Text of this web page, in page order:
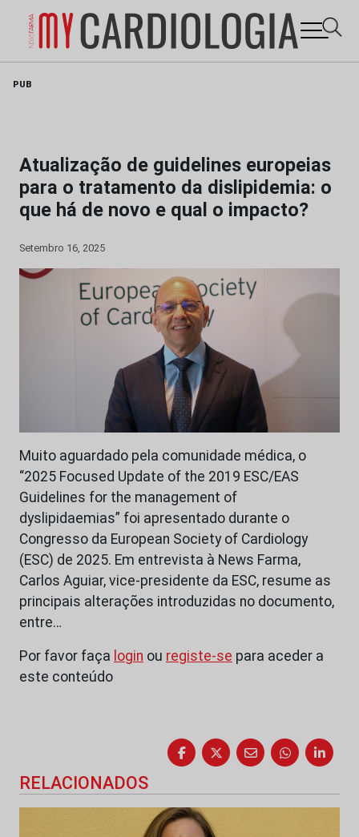
PUB
Atualização de guidelines europeias
para o tratamento da dislipidemia: o
que há de novo e qual o impacto?
Setembro 16, 2025
Muito aguardado pela comunidade médica, o
“2025 Focused Update of the 2019 ESC/EAS
Guidelines for the management of
dyslipidaemias” foi apresentado durante o
Congresso da European Society of Cardiology
(ESC) de 2025. Em entrevista à News Farma,
Carlos Aguiar, vice-presidente da ESC, resume as
principais alterações introduzidas no documento,
entre…
Por favor faça login ou registe-se para aceder a
este conteúdo
RELACIONADOS